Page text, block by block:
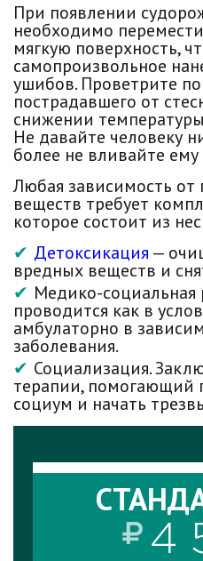
При появлении
необходимо
мягкую поверхность,
самопроизвольное
ушибов. Проветрите
пострадавшего от
снижении
Не давайте человеку
более не вливайте ему
Любая зависимость от
веществ требует
которое состоит из
Детоксикация —
вредных веществ и
Медико-социальная
проводится как в
амбулаторно в
заболевания.
Социализация.
терапии, помогающий
социум и начать
4
объём